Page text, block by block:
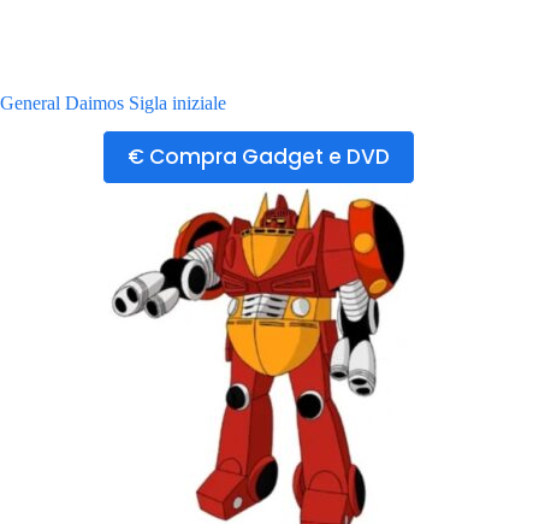
General Daimos Sigla iniziale
€ Compra Gadget e DVD